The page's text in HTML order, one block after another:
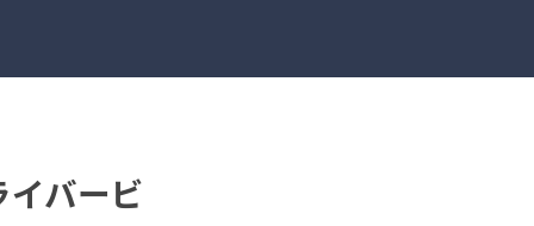
バービ